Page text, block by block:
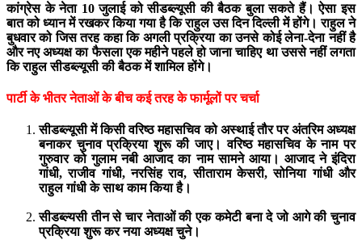
कांग्रेस के नेता 10 जुलाई को सीडब्ल्यूसी की बैठक बुला सकते हैं। ऐसा इस
बात को ध्यान में रखकर किया गया है कि राहुल उस दिन दिल्ली में होंगे। राहुल ने
बुधवार को जिस तरह कहा कि अगली प्रक्रिया का उनसे कोई लेना-देना नहीं है
और नए अध्यक्ष का फैसला एक महीने पहले हो जाना चाहिए था उससे नहीं लगता
कि राहुल सीडब्ल्यूसी की बैठक में शामिल होंगे।
पार्टी के भीतर नेताओं के बीच कई तरह के फार्मूलों पर चर्चा
सीडब्ल्यूसी में किसी वरिष्ठ महासचिव को अस्थाई तौर पर अंतरिम अध्यक्ष
बनाकर चुनाव प्रक्रिया शुरू की जाए। वरिष्ठ महासचिव के नाम पर
गुरुवार को गुलाम नबी आजाद का नाम सामने आया। आजाद ने इंदिरा
गांधी, राजीव गांधी, नरसिंह राव, सीताराम केसरी, सोनिया गांधी और
राहुल गांधी के साथ काम किया है।
सीडब्ल्यसी तीन से चार नेताओं की एक कमेटी बना दे जो आगे की चुनाव
प्रक्रिया शुरू कर नया अध्यक्ष चुने।